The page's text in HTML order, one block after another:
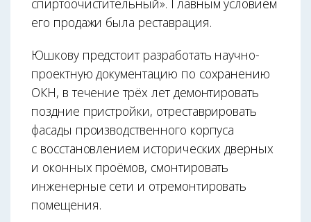
спиртоочистительный». Главным условием
его продажи была реставрация.
Юшкову предстоит разработать научно-
проектную документацию по сохранению
ОКН, в течение трёх лет демонтировать
поздние пристройки, отреставрировать
фасады производственного корпуса
с восстановлением исторических дверных
и оконных проёмов, смонтировать
инженерные сети и отремонтировать
помещения.